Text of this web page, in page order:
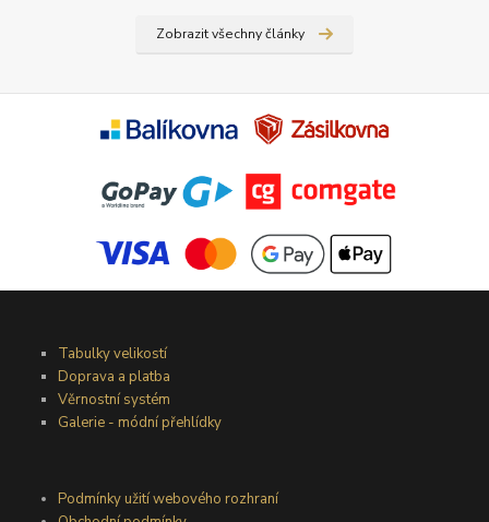
Zobrazit všechny články
Tabulky velikostí
Doprava a platba
Věrnostní systém
Galerie - módní přehlídky
Podmínky užití webového rozhraní